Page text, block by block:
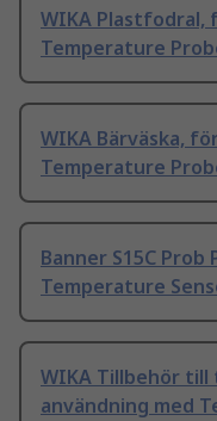
WIKA Plastfodral,
Temperature
WIKA Bärväska,
Temperature
Banner S15C
Temperature
WIKA Tillbehör
användning med